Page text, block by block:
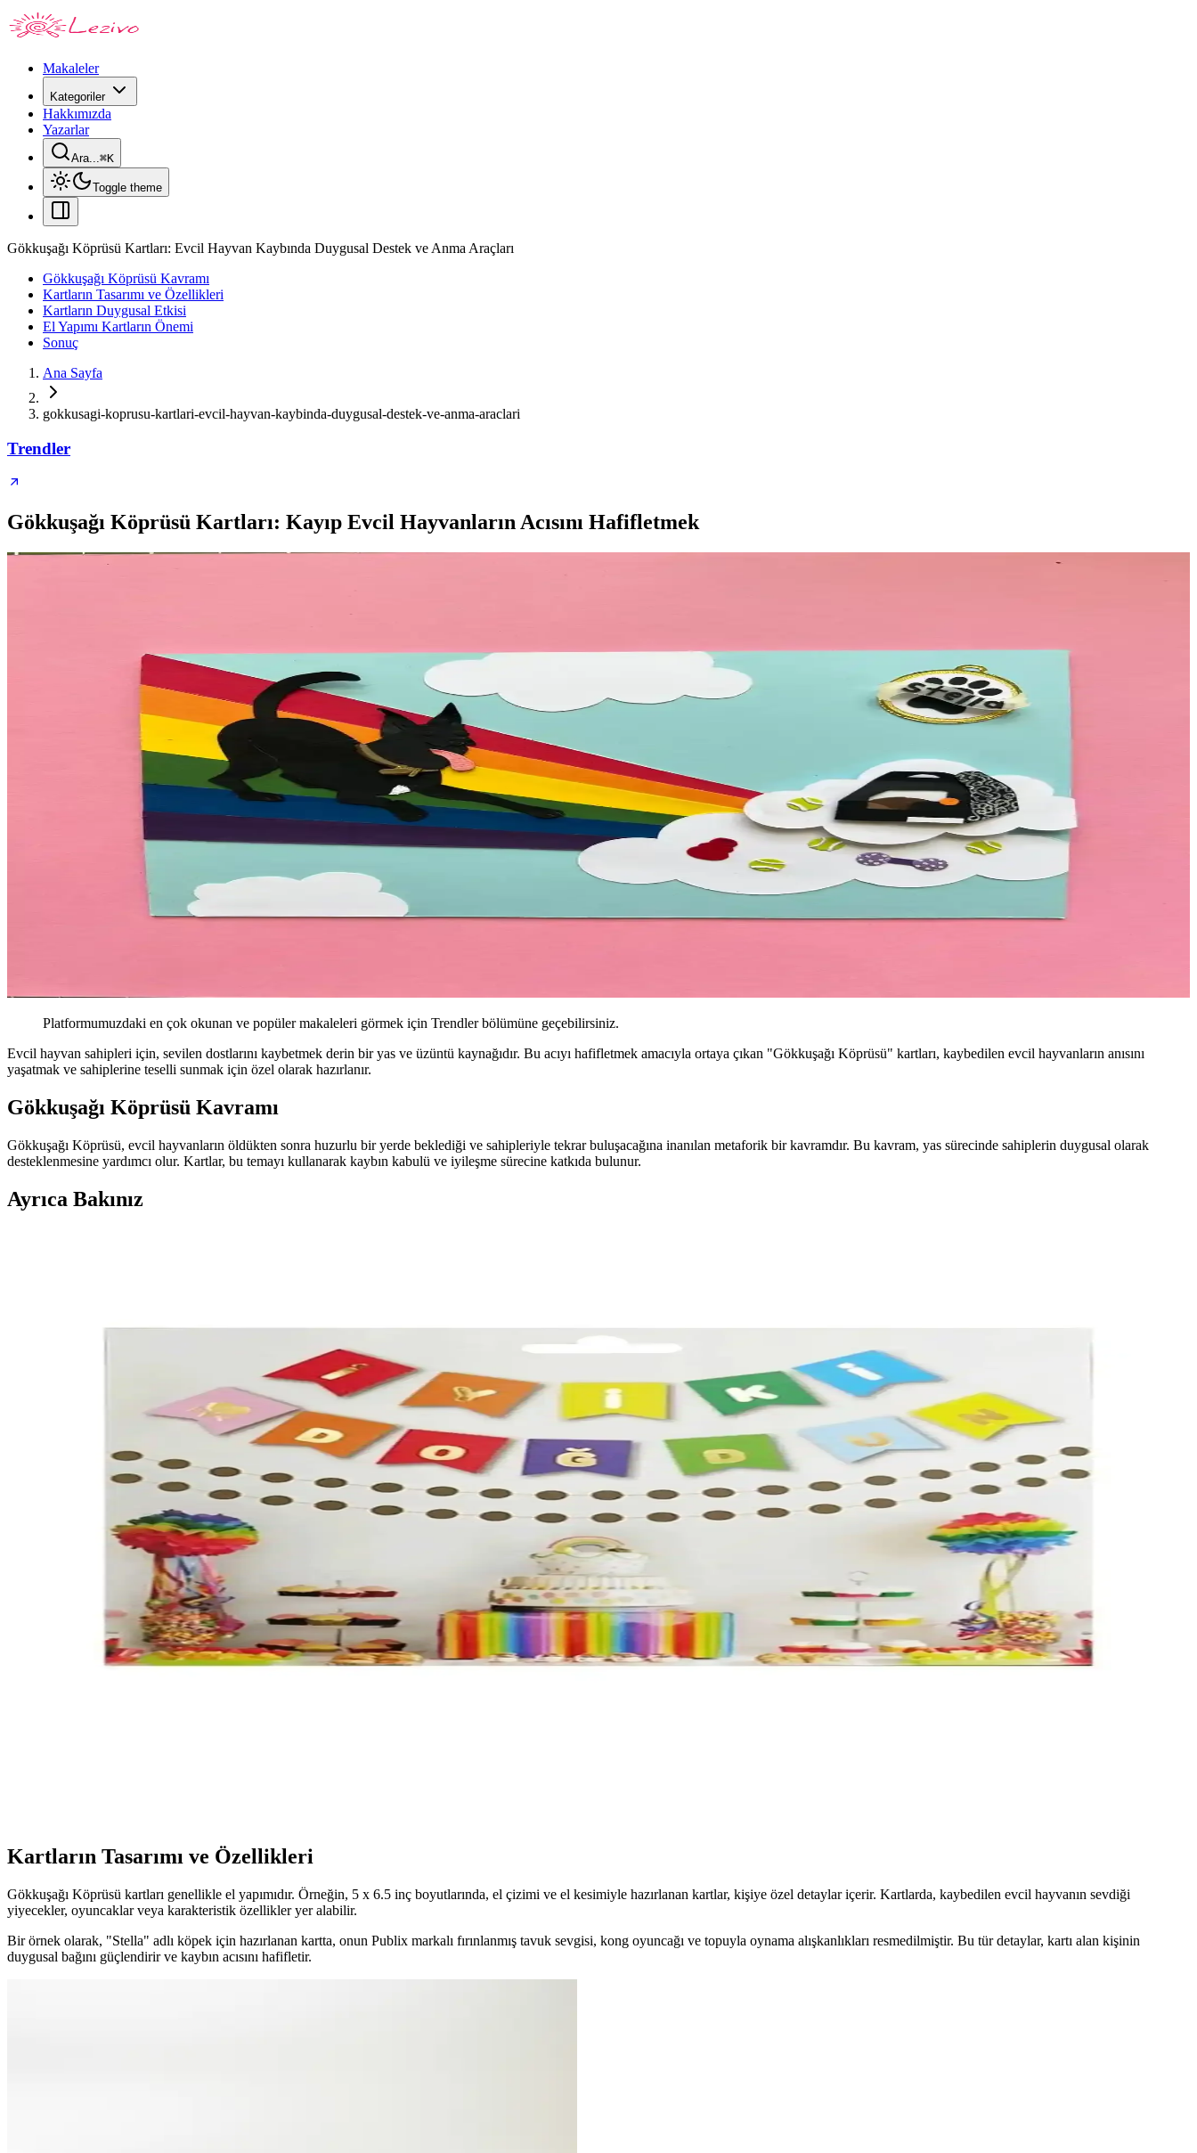
Makaleler
Kategoriler
Hakkımızda
Yazarlar
Ara...⌘K
Toggle theme
Gökkuşağı Köprüsü Kartları: Evcil Hayvan Kaybında Duygusal Destek ve Anma Araçları
Gökkuşağı Köprüsü Kavramı
Kartların Tasarımı ve Özellikleri
Kartların Duygusal Etkisi
El Yapımı Kartların Önemi
Sonuç
Ana Sayfa
gokkusagi-koprusu-kartlari-evcil-hayvan-kaybinda-duygusal-destek-ve-anma-araclari
Trendler
Gökkuşağı Köprüsü Kartları: Kayıp Evcil Hayvanların Acısını Hafifletmek
Platformumuzdaki en çok okunan ve popüler makaleleri görmek için Trendler bölümüne geçebilirsiniz.
Evcil hayvan sahipleri için, sevilen dostlarını kaybetmek derin bir yas ve üzüntü kaynağıdır. Bu acıyı hafifletmek amacıyla ortaya çıkan "Gökkuşağı Köprüsü" kartları, kaybedilen evcil hayvanların anısını
yaşatmak ve sahiplerine teselli sunmak için özel olarak hazırlanır.
Gökkuşağı Köprüsü Kavramı
Gökkuşağı Köprüsü, evcil hayvanların öldükten sonra huzurlu bir yerde beklediği ve sahipleriyle tekrar buluşacağına inanılan metaforik bir kavramdır. Bu kavram, yas sürecinde sahiplerin duygusal olarak
desteklenmesine yardımcı olur. Kartlar, bu temayı kullanarak kaybın kabulü ve iyileşme sürecine katkıda bulunur.
Ayrıca Bakınız
Patladı Gitti E Harf Gökkuşağı Folyo Balon 16 İnç – Özellikler ve Kullanım Kılavuzu
Patladı Gitti E Harf Gökkuşağı Folyo Balon 16 İnç, sönük teslim edilir; pipet veya pompa ile şişirilir. Helyumla uçan balon olabilir. Jüt ipi veya rafya ile asılır; bantla sabitlenir, yeniden doldurulabilir ve güneşten
Patla Gitti: Gökkuşağı Rakam ve Kral Tacı ile Rose Gold Rakam Balon Seti Karşılaştırması
Bu karşılaştırma, Patla Gitti'nin Gökkuşağı tema ve Rose Gold tema rakam balon setlerini içerik, boyutlar, aksesuarlar ve kullanıcı yorumları üzerinden değerlendirir; işlevsellik, kullanım kolaylığı ve kalite
Partifabrik Gökkuşağı Temalı Kürdan Süsleri Renkli ve Eğlenceli Dekorasyon Seçeneği
Partifabrik'in gökkuşağı temalı kürdan süsleri, canlı renkleriyle kutlamalara neşe ve renk katar. Ahşap yapısı dayanıklı, çeşitli dekoratif amaçlar için uygun ve uygun fiyatlıdır.
Notpa Ahşap Vip Sevimli Hayvanlar Gökkuşağı Cetvelli Masaüstü Kalemlik Analizi ve Özellikleri
Çocuklar ve ofisler için tasarlanan Notpa ahşap masaüstü kalemlik, canlı renkleri ve fonksiyonelliğiyle öne çıkar. Çevre dostu malzeme ve dayanıklı tasarımıyla düzeni sağlar, kullanımı güvenlidir.
Sportaj Yıldız Gökkuşağı Işıklı Kız Çocuk Pateni Güvenli ve Eğlenceli Kayış Deneyimi
Sportaj'ın gökkuşağı temalı, LED ışıklı kız çocuk pateni, güvenli, konforlu ve ayarlanabilir yapısıyla çocukların hayal dünyasını canlandırır ve aktif yaşamlarını destekler.
Kartların Tasarımı ve Özellikleri
Gökkuşağı Köprüsü kartları genellikle el yapımıdır. Örneğin, 5 x 6.5 inç boyutlarında, el çizimi ve el kesimiyle hazırlanan kartlar, kişiye özel detaylar içerir. Kartlarda, kaybedilen evcil hayvanın sevdiği
yiyecekler, oyuncaklar veya karakteristik özellikler yer alabilir.
Bir örnek olarak, "Stella" adlı köpek için hazırlanan kartta, onun Publix markalı fırınlanmış tavuk sevgisi, kong oyuncağı ve topuyla oynama alışkanlıkları resmedilmiştir. Bu tür detaylar, kartı alan kişinin
duygusal bağını güçlendirir ve kaybın acısını hafifletir.